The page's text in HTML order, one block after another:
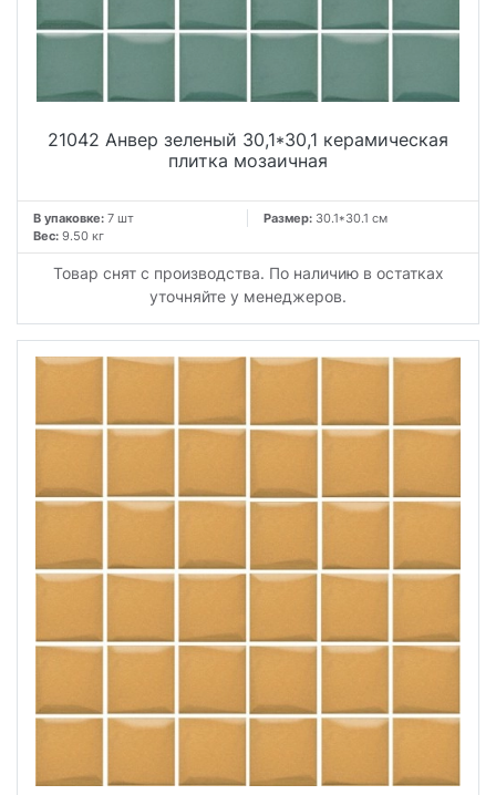
21042 Анвер зеленый 30,1*30,1 керамическая
плитка мозаичная
В упаковке: 7 шт Размер: 30.1*30.1 см
Вес: 9.50 кг
Товар снят с производства. По наличию в остатках
уточняйте у менеджеров.